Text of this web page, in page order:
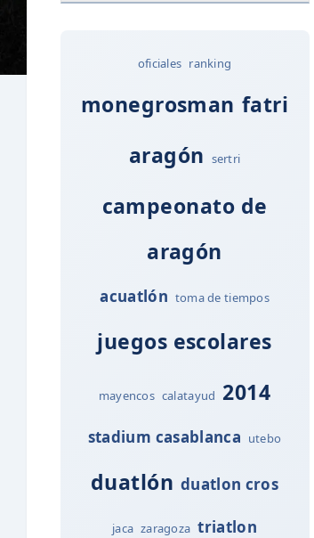
oficiales ranking
monegrosman fatri
aragón sertri
campeonato de
aragón
acuatlón toma de tiempos
juegos escolares
mayencos calatayud 2014
stadium casablanca utebo
duatlón duatlon cros
jaca zaragoza triatlon